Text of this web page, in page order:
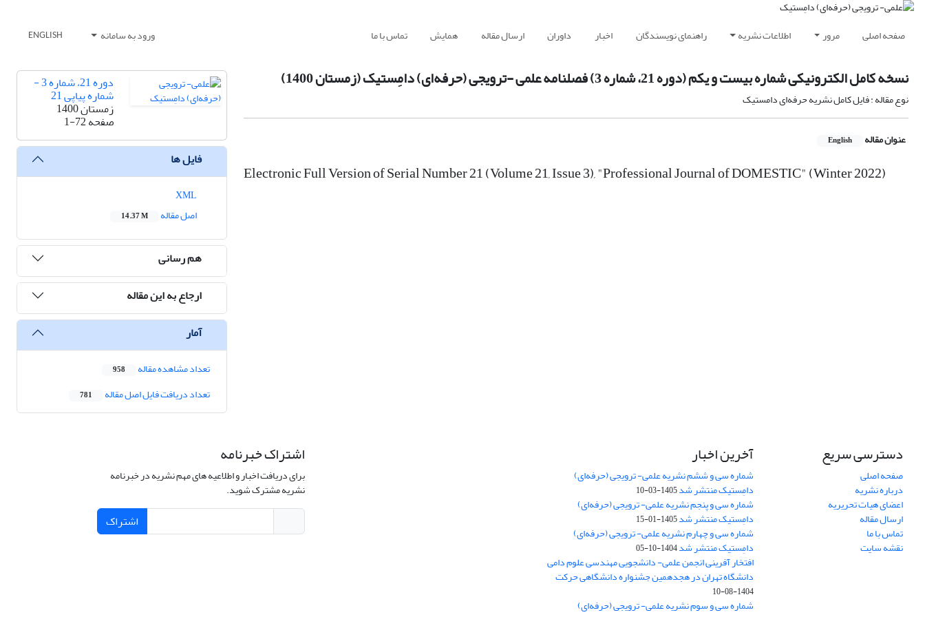
صفحه اصلی مرور اطلاعات نشریه راهنمای نویسندگان اخبار داوران ارسال مقاله همایش تماس با ما ورود به سامانه ENGLISH
نسخه کامل الکترونیکی شماره بیست و یکم (دوره 21، شماره 3) فصلنامه علمی -ترویجی (حرفه‌ای) دامِستیک (زمستان 1400)
نوع مقاله : فایل کامل نشریه حرفه‌ای دامستیک
عنوان مقاله English
Electronic Full Version of Serial Number 21 (Volume 21, Issue 3), "Professional Journal of DOMESTIC" (Winter 2022)
دوره 21، شماره 3 -
شماره پیاپی 21
زمستان 1400
صفحه1-72
فایل ها
اصل مقاله
14.37 M
هم رسانی
ارجاع به این مقاله
آمار
تعداد مشاهده مقاله 958
تعداد دریافت فایل اصل مقاله 781
دسترسی سریع
صفحه اصلی
درباره نشریه
اعضای هیات تحریریه
ارسال مقاله
تماس با ما
نقشه سایت
آخرین اخبار
شماره سی و ششم نشریه علمی- ترویجی (حرفه‌ای)
دامِستیک منتشر شد1405-03-10
شماره سی و پنجم نشریه علمی- ترویجی (حرفه‌ای)
دامِستیک منتشر شد1405-01-15
شماره سی و چهارم نشریه علمی- ترویجی (حرفه‌ای)
دامِستیک منتشر شد1404-10-05
افتخار آفرینی انجمن علمی- دانشجویی مهندسی علوم دامی
دانشگاه تهران در هجدهمین جشنواره دانشگاهی حرکت
1404-08-10
شماره سی و سوم نشریه علمی- ترویجی (حرفه‌ای)
اشتراک خبرنامه
برای دریافت اخبار و اطلاعیه های مهم نشریه در خبرنامه
نشریه مشترک شوید.
اشتراک